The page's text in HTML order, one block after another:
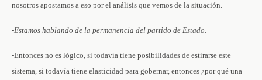
nosotros apostamos a eso por el análisis que vemos de la situación.
-Estamos hablando de la permanencia del partido de Estado.
-Entonces no es lógico, si todavía tiene posibilidades de estirarse este
sistema, si todavía tiene elasticidad para gobernar, entonces ¿por qué una